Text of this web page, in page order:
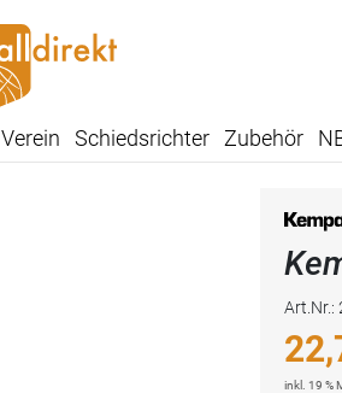
Verein Schiedsrichter Zubehör
Art.Nr.:
inkl. 19 %